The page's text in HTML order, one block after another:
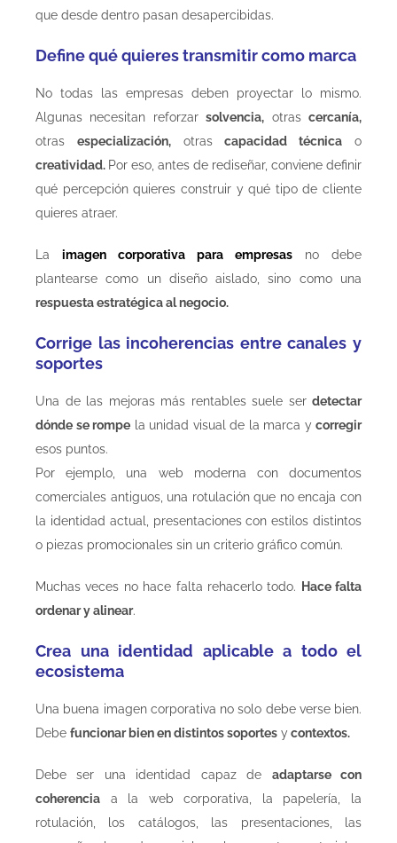
que desde dentro pasan desapercibidas.
Define qué quieres transmitir como marca
No todas las empresas deben proyectar lo mismo.
Algunas necesitan reforzarsolvencia, otrascercanía,
otras especialización,otrascapacidad técnica o
creatividad. Por eso, antes de rediseñar, conviene definir
qué percepción quieres construir y qué tipo de cliente
quieres atraer.
La imagen corporativa para empresas no debe
plantearse como un diseño aislado, sino como una
respuesta estratégica al negocio.
Corrige las incoherencias entre canales y
soportes
Una de las mejoras más rentables suele ser detectar
dónde se rompe la unidad visual de la marca y corregir
esos puntos.
Por ejemplo, una web moderna con documentos
comerciales antiguos, una rotulación que no encaja con
la identidad actual, presentaciones con estilos distintos
o piezas promocionales sin un criterio gráfico común.
Muchas veces no hace falta rehacerlo todo.
Hace falta
ordenar y alinear.
Crea una identidad aplicable a todo el
ecosistema
Una buena imagen corporativa no solo debe verse bien.
Debe funcionar bien en distintos soportes y contextos.
Debe ser una identidad capaz de adaptarse con
coherencia a la web corporativa, la papelería, la
rotulación, los catálogos, las presentaciones, las